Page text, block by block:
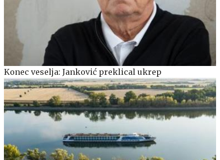
Konec veselja: Janković preklical ukrep